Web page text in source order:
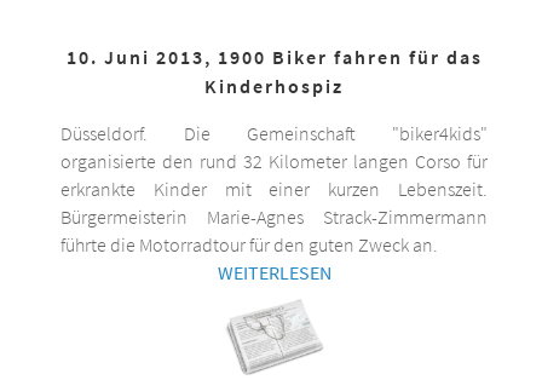
10. Juni 2013, 1900 Biker fahren für das
Kinderhospiz
Düsseldorf. Die Gemeinschaft "biker4kids"
organisierte den rund 32 Kilometer langen Corso für
erkrankte Kinder mit einer kurzen Lebenszeit.
Bürgermeisterin Marie-Agnes Strack-Zimmermann
führte die Motorradtour für den guten Zweck an.
WEITERLESEN